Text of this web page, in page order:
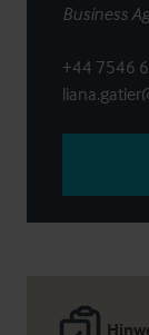
Business
+44 7546